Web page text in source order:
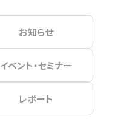
お知らせ
イベント・セミナー
レポート